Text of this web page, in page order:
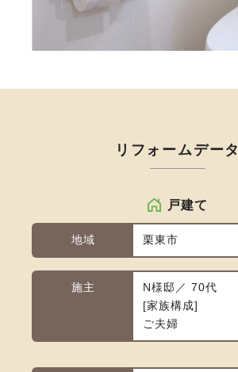
リフォームデータ
戸建て
地域 栗東市
施主
N様邸／ 70代
家族構成
ご夫婦